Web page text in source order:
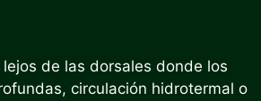
de las dorsales donde los
circulación hidrotermal o